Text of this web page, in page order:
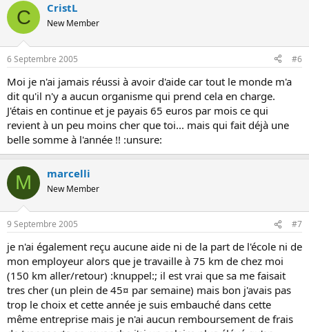
C CristL
New Member
6 Septembre 2005 #6
Moi je n'ai jamais réussi à avoir d'aide car tout le monde m'a
dit qu'il n'y a aucun organisme qui prend cela en charge.
J'étais en continue et je payais 65 euros par mois ce qui
revient à un peu moins cher que toi... mais qui fait déjà une
belle somme à l'année !! :unsure:
M marcelli
New Member
9 Septembre 2005 #7
je n'ai également reçu aucune aide ni de la part de l'école ni de
mon employeur alors que je travaille à 75 km de chez moi
(150 km aller/retour) :knuppel:; il est vrai que sa me faisait
tres cher (un plein de 45¤ par semaine) mais bon j'avais pas
trop le choix et cette année je suis embauché dans cette
même entreprise mais je n'ai aucun remboursement de frais